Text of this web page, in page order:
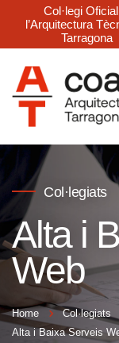
Col·legi
l’Arquitectura
Tarragona
Col·legiats
Alta i
Web
Home Col·legiats
Alta i Baixa Serveis